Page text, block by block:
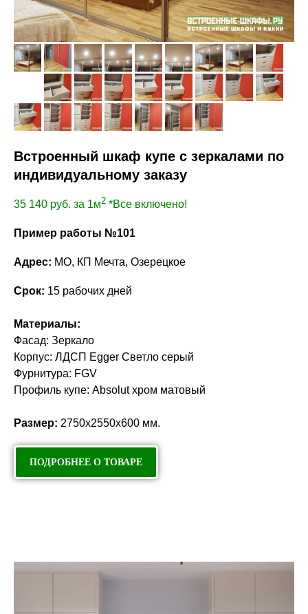
Встроенный шкаф купе с зеркалами по
индивидуальному заказу
35 140 руб. за 1м2 *Все включено!
Пример работы №101
Адрес: МО, КП Мечта, Озерецкое
Срок: 15 рабочих дней
Материалы:
Фасад: Зеркало
Корпус: ЛДСП Egger Светло серый
Фурнитура: FGV
Профиль купе: Absolut хром матовый
Размер: 2750х2550х600 мм.
ПОДРОБНЕЕ О ТОВАРЕ